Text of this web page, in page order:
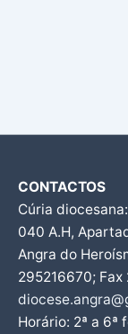
CONTACTOS
Cúria
040 A.H,
Angra do
295216670; Fax
Horário: 2ª a 6ª